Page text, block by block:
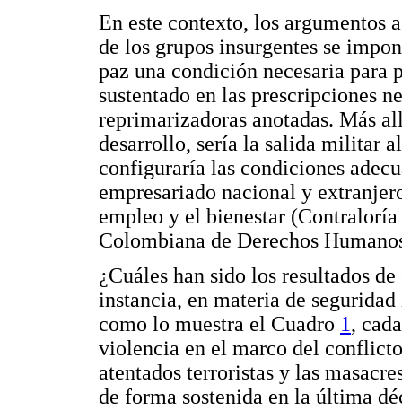
En este contexto, los
de los grupos insurgentes se
paz una condición necesaria
sustentado en las prescripciones
reprimarizadoras anotadas. Más
desarrollo, sería la salida militar
configuraría las condiciones
empresariado nacional y
empleo y el bienestar
Colombiana de Derechos
¿Cuáles han sido los resultados
instancia, en materia de
como lo muestra el Cuadro 1,
violencia en el marco del
atentados terroristas y las
de forma sostenida en la última